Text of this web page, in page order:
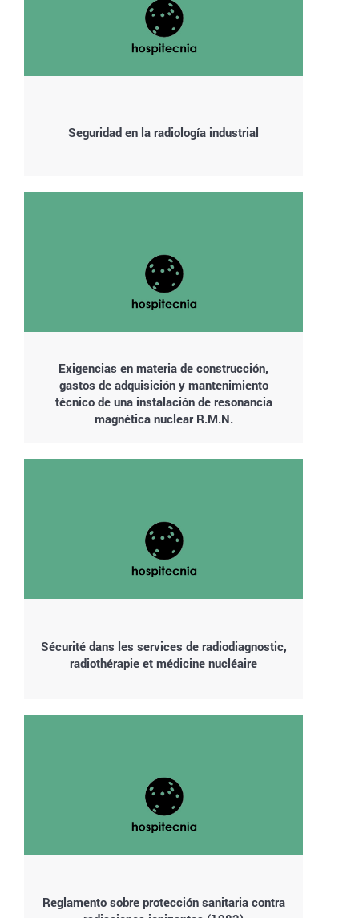
Seguridad en la radiología industrial
Exigencias en materia de construcción,
gastos de adquisición y mantenimiento
técnico de una instalación de resonancia
magnética nuclear R.M.N.
Sécurité dans les services de radiodiagnostic,
radiothérapie et médicine nucléaire
Reglamento sobre protección sanitaria contra